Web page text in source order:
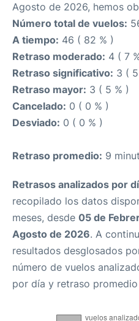
Agosto de 2026, hemos
Número total de vuelos:
A tiempo: 46 ( 82 % )
Retraso moderado: 4 ( 7
Retraso significativo: 3 (
Retraso mayor: 3 ( 5 % )
Cancelado: 0 ( 0 % )
Desviado: 0 ( 0 % )
Retraso promedio: 9
Retrasos analizados por
recopilado los datos
meses, desde 05 de
Agosto de 2026. A
resultados desglosados
número de vuelos
por día y retraso